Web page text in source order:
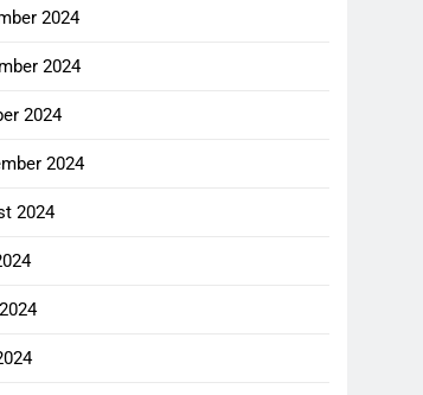
2024
2024
2024
2024
2024